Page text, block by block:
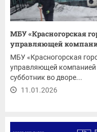
МБУ «Красногорская
управляющей
МБУ «Красногорская
управляющей
субботник во дворе...
11.01.2026